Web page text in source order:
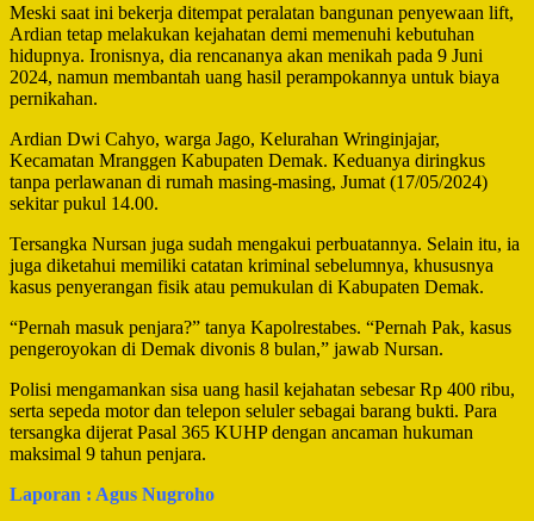
Meski saat ini bekerja ditempat peralatan bangunan penyewaan lift,
Ardian tetap melakukan kejahatan demi memenuhi kebutuhan
hidupnya. Ironisnya, dia rencananya akan menikah pada 9 Juni
2024, namun membantah uang hasil perampokannya untuk biaya
pernikahan.
Ardian Dwi Cahyo, warga Jago, Kelurahan Wringinjajar,
Kecamatan Mranggen Kabupaten Demak. Keduanya diringkus
tanpa perlawanan di rumah masing-masing, Jumat (17/05/2024)
sekitar pukul 14.00.
Tersangka Nursan juga sudah mengakui perbuatannya. Selain itu, ia
juga diketahui memiliki catatan kriminal sebelumnya, khususnya
kasus penyerangan fisik atau pemukulan di Kabupaten Demak.
“Pernah masuk penjara?” tanya Kapolrestabes. “Pernah Pak, kasus
pengeroyokan di Demak divonis 8 bulan,” jawab Nursan.
Polisi mengamankan sisa uang hasil kejahatan sebesar Rp 400 ribu,
serta sepeda motor dan telepon seluler sebagai barang bukti. Para
tersangka dijerat Pasal 365 KUHP dengan ancaman hukuman
maksimal 9 tahun penjara.
Laporan : Agus Nugroho